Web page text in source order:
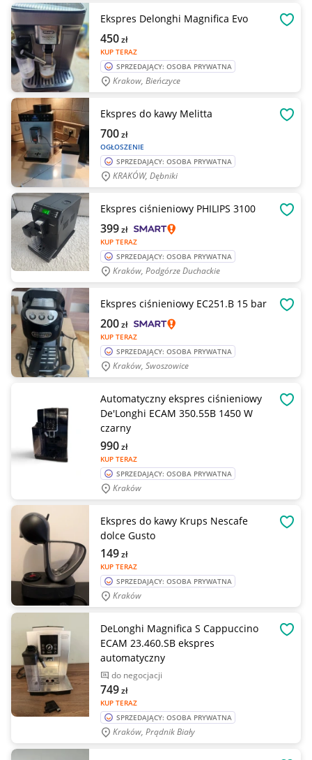
Ekspres Delonghi Magnifica Evo
KUP TERAZ
450zł
SPRZEDAJĄCY: OSOBA PRYWATNA
Krakow, Bieńczyce
Ekspres do kawy Melitta
OGŁOSZENIE
700zł
SPRZEDAJĄCY: OSOBA PRYWATNA
KRAKÓW, Dębniki
Ekspres ciśnieniowy PHILIPS 3100
KUP TERAZ
399zł
SPRZEDAJĄCY: OSOBA PRYWATNA
Kraków, Podgórze Duchackie
Ekspres ciśnieniowy EC251.B 15 bar
KUP TERAZ
200zł
SPRZEDAJĄCY: OSOBA PRYWATNA
Kraków, Swoszowice
Automatyczny ekspres ciśnieniowy
De'Longhi ECAM 350.55B 1450 W
czarny
KUP TERAZ
990zł
SPRZEDAJĄCY: OSOBA PRYWATNA
Kraków
Ekspres do kawy Krups Nescafe
dolce Gusto
KUP TERAZ
149zł
SPRZEDAJĄCY: OSOBA PRYWATNA
Kraków
DeLonghi Magnifica S Cappuccino
ECAM 23.460.SB ekspres
automatyczny
do negocjacji
KUP TERAZ
749zł
SPRZEDAJĄCY: OSOBA PRYWATNA
Kraków, Prądnik Biały